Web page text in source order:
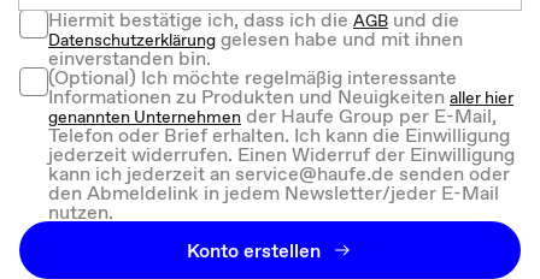
Hiermit bestätige ich, dass ich dieAGBund die
Datenschutzerklärung gelesen habe und mit ihnen
einverstanden bin.
(Optional) Ich möchte regelmäßig interessante
Informationen zu Produkten und Neuigkeiten aller hier
genannten Unternehmen der Haufe Group per E-Mail,
Telefon oder Brief erhalten. Ich kann die Einwilligung
jederzeit widerrufen. Einen Widerruf der Einwilligung
kann ich jederzeit an service@haufe.de senden oder
den Abmeldelink in jedem Newsletter/jeder E-Mail
nutzen.
Konto erstellen